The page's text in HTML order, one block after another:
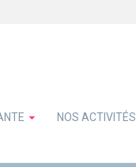
NOS ACTIVITÉS